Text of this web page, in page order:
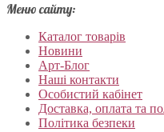
Меню сайту:
Каталог товарів
Новини
Арт-Блог
Наші контакти
Особистий кабінет
Доставка, оплата та
Політика безпеки